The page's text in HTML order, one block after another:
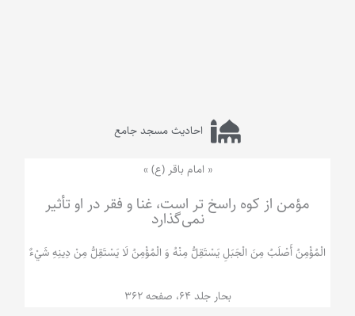
احادیث مسجد جامع
« امام باقر (ع) »
مؤمن از کوه راسخ تر است، غنا و فقر در او تأثیر
نمی‌گذارد
الْمُؤْمِنُ‌ أَصْلَبُ‌ مِنَ‌ الْجَبَلِ‌ یَسْتَقِلُّ مِنْهُ وَ الْمُؤْمِنُ لَا يَسْتَقِلُّ مِنْ دِينِهِ شَيْ‌ءٌ
بحار جلد 64، صفحه 362